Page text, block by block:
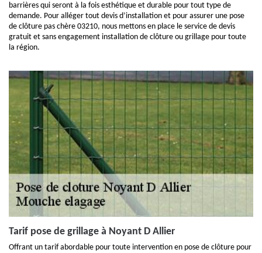
barrières qui seront à la fois esthétique et durable pour tout type de
demande. Pour alléger tout devis d’installation et pour assurer une pose
de clôture pas chère 03210, nous mettons en place le service de devis
gratuit et sans engagement installation de clôture ou grillage pour toute
la région.
Tarif pose de grillage à Noyant D Allier
Offrant un tarif abordable pour toute intervention en pose de clôture pour